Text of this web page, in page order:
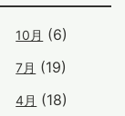
10月 (6)
7月 (19)
4月 (18)